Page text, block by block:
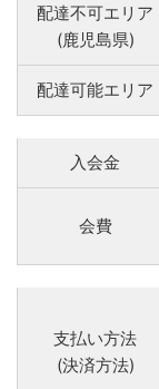
配達不可エリア
(鹿児島県)
配達可能エリア
入会金
会費
支払い方法
(決済方法)